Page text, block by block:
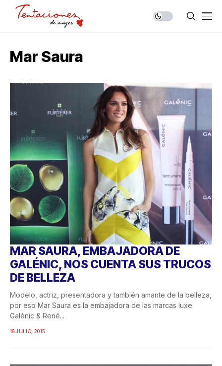
Mar Saura
MAR SAURA, EMBAJADORA DE
GALÉNIC, NOS CUENTA SUS TRUCOS
DE BELLEZA
Modelo, actriz, presentadora y también amante de la belleza,
por eso Mar Saura es la embajadora de las marcas luxe
Galénic & René...
16 JULIO, 2015